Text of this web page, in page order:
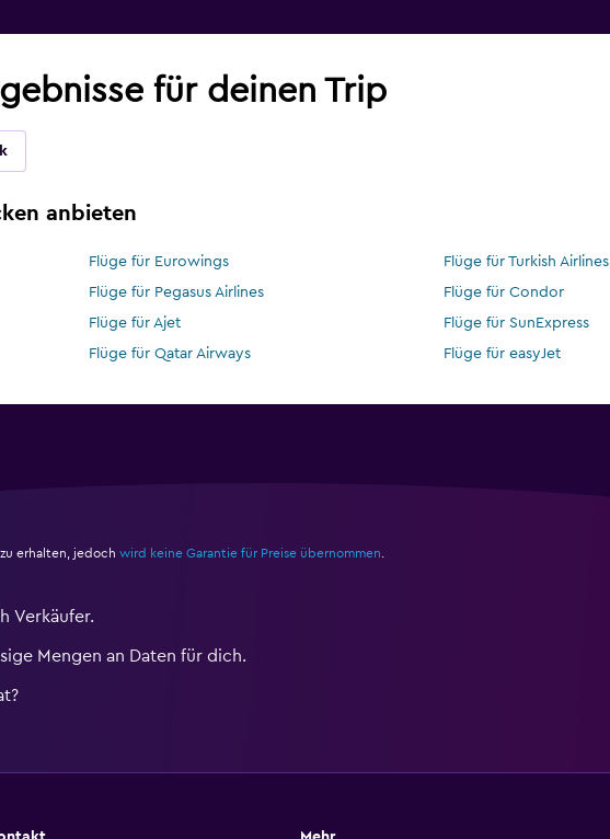
für deinen Trip
anbieten
Flüge für Eurowings
Flüge für Turkish Airlines
Flüge für Pegasus Airlines
Flüge für Condor
Flüge für Ajet
Flüge für SunExpress
Flüge für Qatar Airways Flüge für easyJet
erhalten, jedoch wird keine Garantie für Preise übernommen
Verkäufer.
Mengen an Daten für dich.